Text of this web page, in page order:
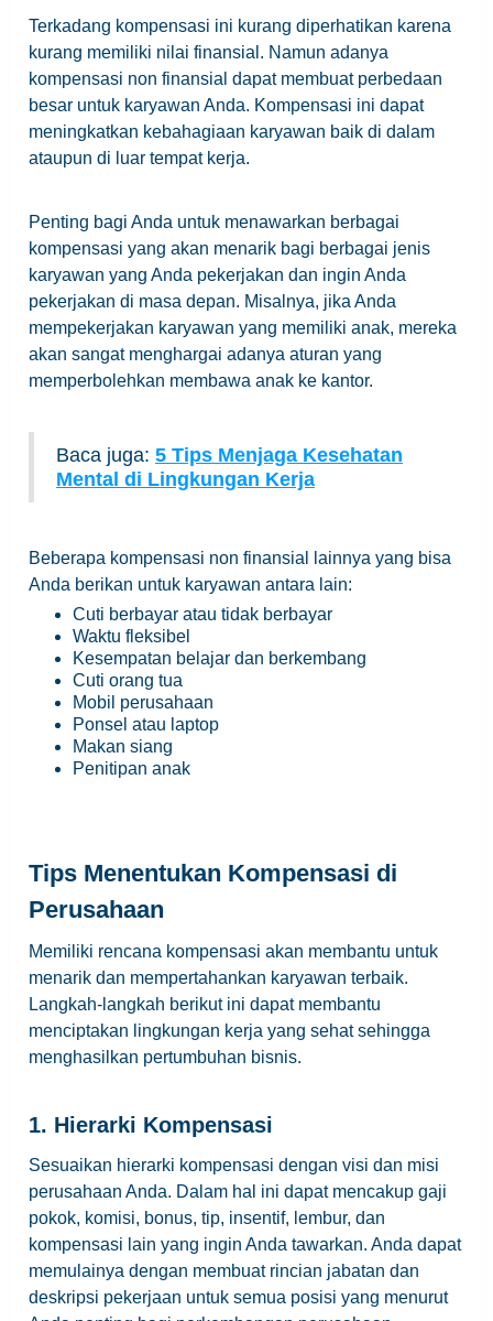
Terkadang kompensasi ini kurang diperhatikan karena
kurang memiliki nilai finansial. Namun adanya
kompensasi non finansial dapat membuat perbedaan
besar untuk karyawan Anda. Kompensasi ini dapat
meningkatkan kebahagiaan karyawan baik di dalam
ataupun di luar tempat kerja.
Penting bagi Anda untuk menawarkan berbagai
kompensasi yang akan menarik bagi berbagai jenis
karyawan yang Anda pekerjakan dan ingin Anda
pekerjakan di masa depan. Misalnya, jika Anda
mempekerjakan karyawan yang memiliki anak, mereka
akan sangat menghargai adanya aturan yang
memperbolehkan membawa anak ke kantor.
Baca juga: 5 Tips Menjaga Kesehatan
Mental di Lingkungan Kerja
Beberapa kompensasi non finansial lainnya yang bisa
Anda berikan untuk karyawan antara lain:
Cuti berbayar atau tidak berbayar
Waktu fleksibel
Kesempatan belajar dan berkembang
Cuti orang tua
Mobil perusahaan
Ponsel atau laptop
Makan siang
Penitipan anak
Tips Menentukan Kompensasi di
Perusahaan
Memiliki rencana kompensasi akan membantu untuk
menarik dan mempertahankan karyawan terbaik.
Langkah-langkah berikut ini dapat membantu
menciptakan lingkungan kerja yang sehat sehingga
menghasilkan pertumbuhan bisnis.
1. Hierarki Kompensasi
Sesuaikan hierarki kompensasi dengan visi dan misi
perusahaan Anda. Dalam hal ini dapat mencakup gaji
pokok, komisi, bonus, tip, insentif, lembur, dan
kompensasi lain yang ingin Anda tawarkan. Anda dapat
memulainya dengan membuat rincian jabatan dan
deskripsi pekerjaan untuk semua posisi yang menurut